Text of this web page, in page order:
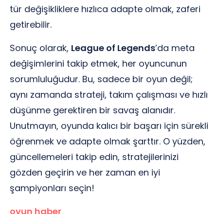
tür değişikliklere hızlıca adapte olmak, zaferi
getirebilir.
Sonuç olarak, League of Legends’da meta
değişimlerini takip etmek, her oyuncunun
sorumluluğudur. Bu, sadece bir oyun değil;
aynı zamanda strateji, takım çalışması ve hızlı
düşünme gerektiren bir savaş alanıdır.
Unutmayın, oyunda kalıcı bir başarı için sürekli
öğrenmek ve adapte olmak şarttır. O yüzden,
güncellemeleri takip edin, stratejilerinizi
gözden geçirin ve her zaman en iyi
şampiyonları seçin!
oyun haber